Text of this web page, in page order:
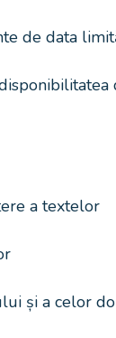
de data
a textelor
și a celor